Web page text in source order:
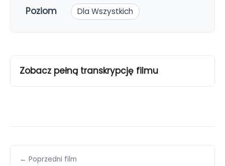
Poziom Dla Wszystkich
Zobacz pełną transkrypcję filmu
← Poprzedni film